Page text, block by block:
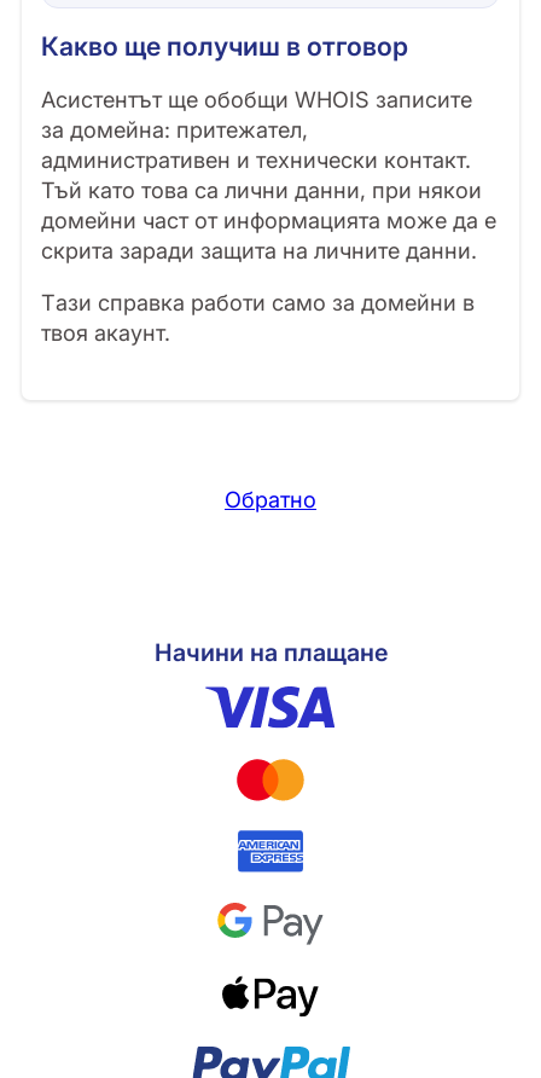
Какво ще получиш в отговор
Асистентът ще обобщи WHOIS записите
за домейна: притежател,
административен и технически контакт.
Тъй като това са лични данни, при някои
домейни част от информацията може да е
скрита заради защита на личните данни.
Tази справка работи само за домейни в
твоя акаунт.
Обратно
Начини на плащане